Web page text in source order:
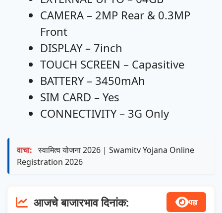
CAMERA – 2MP Rear & 0.3MP
Front
DISPLAY – 7inch
TOUCH SCREEN – Capasitive
BATTERY – 3450mAh
SIM CARD – Yes
CONNECTIVITY – 3G Only
वाचा: स्वामित्व योजना 2026 | Swamitv Yojana Online
Registration 2026
आजचे बाजारभाव दिनांक: पहा